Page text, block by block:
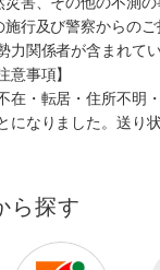
行及び警察からの
力関係者が含まれて
意事項】
在・転居・住所不明
になりました。送り
ら探す